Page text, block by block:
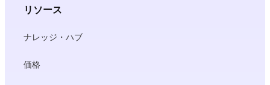
リソース
ナレッジ・ハブ
価格